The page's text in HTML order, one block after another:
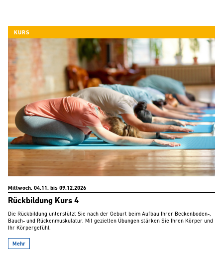
KURS
Mittwoch, 04.11. bis 09.12.2026
Rückbildung Kurs 4
Die Rückbildung unterstützt Sie nach der Geburt beim Aufbau Ihrer Beckenboden-,
Bauch- und Rückenmuskulatur. Mit gezielten Übungen stärken Sie Ihren Körper und
Ihr Körpergefühl.
Mehr